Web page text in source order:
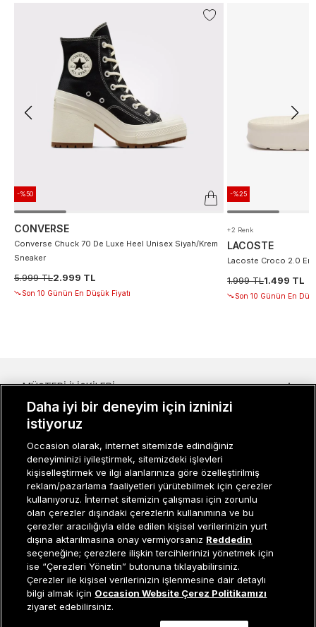
Tükendi
-%50
CONVERSE
Converse Chuck 70 De Luxe Heel Unisex Siyah/Krem
Sneaker
5.999 TL2.999 TL
Son 10 Günün En Düşük Fiyatı
-%25
+2 Renk
LACOSTE
Lacoste Croco 2.0
1.999 TL1.499 TL
Son 10 Günün En
Müşteri İlişkileri0 850 800 01 20
MÜŞTERI İLIŞKILERI
KURUMSAL
KADIN KATEGORILER
GRUP MARKALAR
ERKEK KATEGORILER
Occasion bir EREN PERAKENDE markasıdır. © Eren Holding
Daha iyi bir deneyim için izninizi
istiyoruz
Occasion olarak, internet sitemizde edindiğiniz
deneyiminizi iyileştirmek, sitemizdeki işlevleri
kişiselleştirmek ve ilgi alanlarınıza göre özelleştirilmiş
reklam/pazarlama faaliyetleri yürütebilmek için çerezler
kullanıyoruz. İnternet sitemizin çalışması için zorunlu
olan çerezler dışındaki çerezlerin kullanımına ve bu
çerezler aracılığıyla elde edilen kişisel verilerinizin yurt
dışına aktarılmasına onay vermiyorsanız Reddedin
seçeneğine; çerezlere ilişkin tercihlerinizi yönetmek için
ise “Çerezleri Yönetin” butonuna tıklayabilirsiniz.
Çerezler ile kişisel verilerinizin işlenmesine dair detaylı
bilgi almak için Occasion Website Çerez Politikamızı
ziyaret edebilirsiniz.